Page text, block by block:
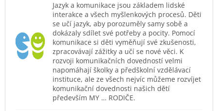
Jazyk a komunikace jsou základem lidské
interakce a všech myšlenkových procesů. Děti
se učí jazyk, aby porozuměly samy sobě a
dokázaly sdílet své potřeby a pocity. Pomocí
komunikace si děti vyměňují své zkušenosti,
zpracovávají zážitky a učí se nové věci. K
rozvoji komunikačních dovedností velmi
napomáhají školky a předškolní vzdělávací
instituce, ale ze všech nejvíc můžeme rozvíjet
komunikační dovednosti našich dětí
především MY … RODIČE.